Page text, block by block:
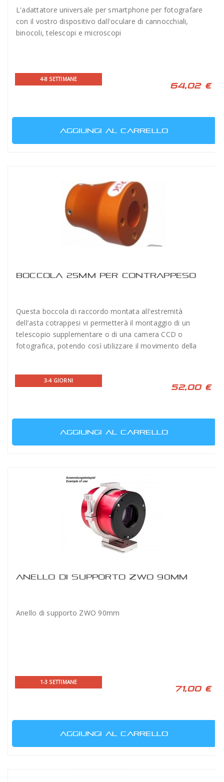
L'adattatore universale per smartphone per fotografare
con il vostro dispositivo dall'oculare di cannocchiali,
binocoli, telescopi e microscopi
4-8 SETTIMANE
64,02 €
AGGIUNGI AL CARRELLO
BOCCOLA 25MM PER CONTRAPPESO
Questa boccola di raccordo montata all'estremità
dell'asta cotrappesi vi permetterà il montaggio di un
telescopio supplementare o di una camera CCD o
fotografica, potendo così utilizzare il movimento della
3-4 GIORNI
52,00 €
AGGIUNGI AL CARRELLO
ANELLO DI SUPPORTO ZWO 90MM
Anello di supporto ZWO 90mm
1-3 SETTIMANE
71,00 €
AGGIUNGI AL CARRELLO